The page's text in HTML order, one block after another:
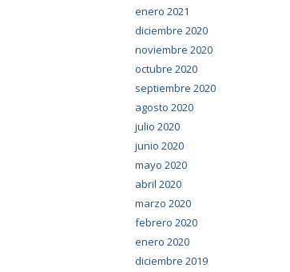
enero 2021
diciembre 2020
noviembre 2020
octubre 2020
septiembre 2020
agosto 2020
julio 2020
junio 2020
mayo 2020
abril 2020
marzo 2020
febrero 2020
enero 2020
diciembre 2019